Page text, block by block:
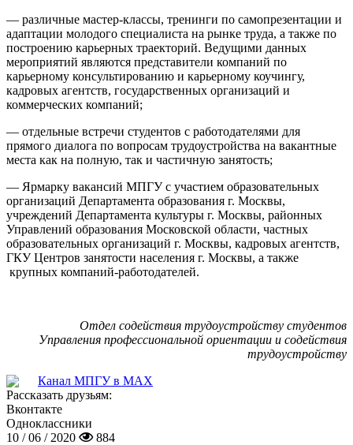
— различные мастер-классы, тренинги по самопрезентации и
адаптации молодого специалиста на рынке труда, а также по
построению карьерных траекторий. Ведущими данных
мероприятий являются представители компаний по
карьерному консультированию и карьерному коучингу,
кадровых агентств, государственных организаций и
коммерческих компаний;
— отдельные встречи студентов с работодателями для
прямого диалога по вопросам трудоустройства на вакантные
места как на полную, так и частичную занятость;
— Ярмарку вакансий МПГУ с участием образовательных
организаций Департамента образования г. Москвы,
учреждений Департамента культуры г. Москвы, районных
Управлений образования Московской области, частных
образовательных организаций г. Москвы, кадровых агентств,
ГКУ Центров занятости населения г. Москвы, а также
крупных компаний-работодателей.
Отдел содействия трудоустройству студентов
Управления профессиональной ориентации и содействия
трудоустройству
Канал МПГУ в MAX
Рассказать друзьям:
Вконтакте
Одноклассники
10 / 06 / 2020
884